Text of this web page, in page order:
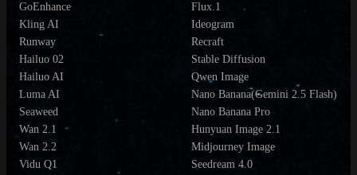
GoEnhance
Kling AI
Runway
Hailuo 02
Hailuo AI
Luma AI
Seaweed
Wan 2.1
Wan 2.2
Vidu Q1
Flux.1
Ideogram
Recraft
Stable Diffusion
Qwen Image
Nano Banana(Gemini 2.5 Flash)
Nano Banana Pro
Hunyuan Image 2.1
Midjourney Image
Seedream 4.0